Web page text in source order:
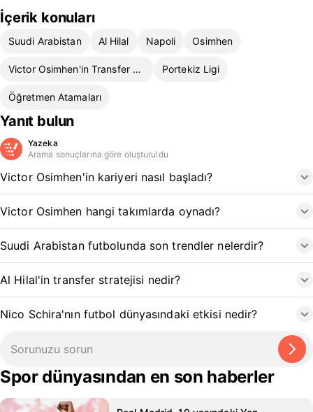
İçerik konuları
Suudi Arabistan Al Hilal Napoli Osimhen
Victor Osimhen'in Transfer Durumu Portekiz Ligi
Öğretmen Atamaları
Yanıt bulun
Yazeka
Arama sonuçlarına göre oluşturuldu
Victor Osimhen'in kariyeri nasıl başladı?
Victor Osimhen hangi takımlarda oynadı?
Suudi Arabistan futbolunda son trendler nelerdir?
Al Hilal'in transfer stratejisi nedir?
Nico Schira'nın futbol dünyasındaki etkisi nedir?
Spor dünyasından en son haberler